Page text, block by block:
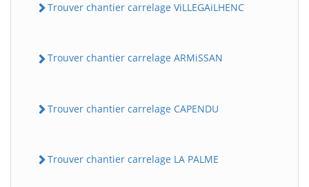
Trouver chantier carrelage ViLLEGAiLHENC
Trouver chantier carrelage ARMiSSAN
Trouver chantier carrelage CAPENDU
Trouver chantier carrelage LA PALME